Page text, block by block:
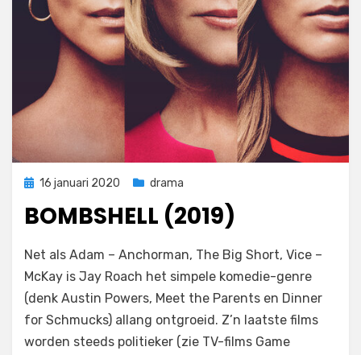
Geplaatst
16 januari 2020 drama
BOMBSHELL (2019)
door Filmofiel.nl
Laat een reactie achter
(2019)
Net als Adam – Anchorman, The Big Short, Vice –
McKay is Jay Roach het simpele komedie-genre
(denk Austin Powers, Meet the Parents en Dinner
for Schmucks) allang ontgroeid. Z’n laatste films
worden steeds politieker (zie TV-films Game